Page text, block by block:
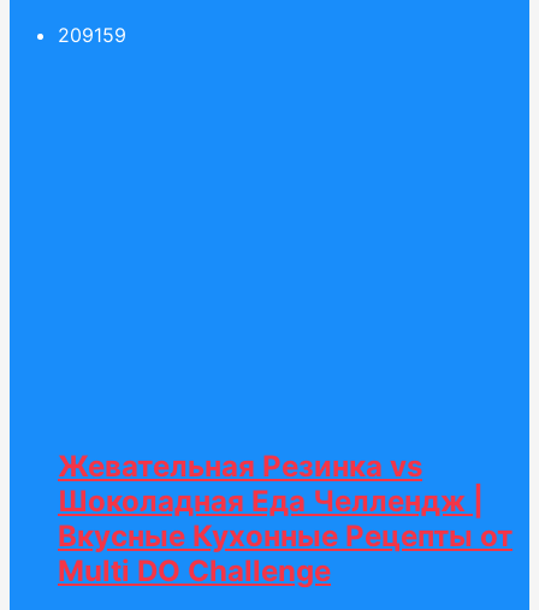
209159
Жевательная Резинка vs
Шоколадная Еда Челлендж |
Вкусные Кухонные Рецепты от
Multi DO Challenge